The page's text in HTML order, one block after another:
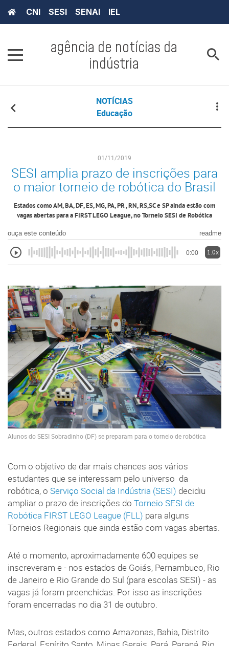
CNI SESI SENAI IEL
agência de notícias da
indústria
NOTÍCIAS
Educação
01/11/2019
SESI amplia prazo de inscrições para
o maior torneio de robótica do Brasil
Estados como AM, BA, DF, ES, MG, PA, PR , RN, RS,SC e SP ainda estão com
vagas abertas para a FIRST LEGO League, no Torneio SESI de Robótica
ouça este conteúdo readme
0:00 1.0x
Alunos do SESI Sobradinho (DF) se preparam para o torneio de robótica
Com o objetivo de dar mais chances aos vários
estudantes que se interessam pelo universo da
robótica, o Serviço Social da Indústria (SESI) decidiu
ampliar o prazo de inscrições do Torneio SESI de
Robótica FIRST LEGO League (FLL) para alguns
Torneios Regionais que ainda estão com vagas abertas.
Até o momento, aproximadamente 600 equipes se
inscreveram e - nos estados de Goiás, Pernambuco, Rio
de Janeiro e Rio Grande do Sul (para escolas SESI) - as
vagas já foram preenchidas. Por isso as inscrições
foram encerradas no dia 31 de outubro.
Mas, outros estados como Amazonas, Bahia, Distrito